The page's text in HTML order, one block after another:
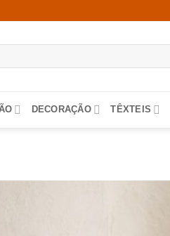
DECORAÇÃO TÊXTEIS